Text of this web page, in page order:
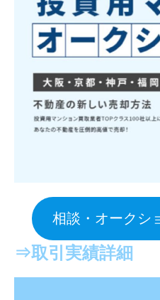
相談・オークシ
⇒取引実績詳細